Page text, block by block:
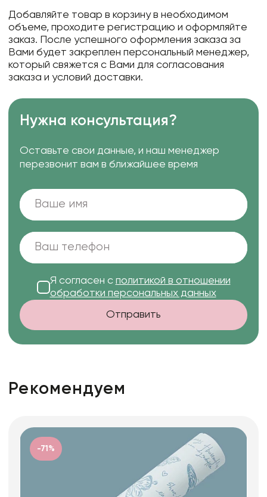
Добавляйте товар в корзину в необходимом
объеме, проходите регистрацию и оформляйте
заказ. После успешного оформления заказа за
Вами будет закреплен персональный менеджер,
который свяжется с Вами для согласования
заказа и условий доставки.
Нужна консультация?
Оставьте свои данные, и наш менеджер
перезвонит вам в ближайшее время
Я согласен с политикой в отношении
обработки персональных данных
Отправить
Рекомендуем
-71%